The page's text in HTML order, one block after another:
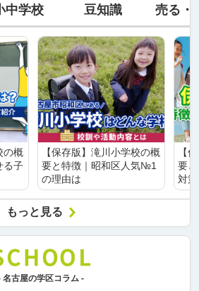
中学校 豆知識 売る・
の概
る子
【保存版】滝川小学校の概
要と特徴｜昭和区人気№1
の理由は
【
要
対
もっと見る
名古屋の学区コラム -